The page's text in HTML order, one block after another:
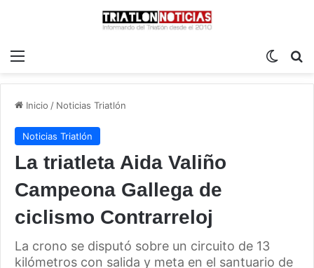
Inicio / Noticias Triatlón
Noticias Triatlón
La triatleta Aida Valiño
Campeona Gallega de
ciclismo Contrarreloj
La crono se disputó sobre un circuito de 13
kilómetros con salida y meta en el santuario de